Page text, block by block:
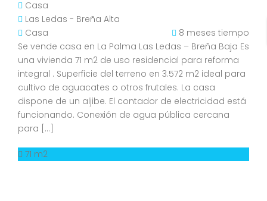
Casa
Las Ledas - Breña Alta
Casa
8 meses tiempo
Se vende casa en La Palma Las Ledas – Breña Baja Es
una vivienda 71 m2 de uso residencial para reforma
integral . Superficie del terreno en 3.572 m2 ideal para
cultivo de aguacates o otros frutales. La casa
dispone de un aljibe. El contador de electricidad está
funcionando. Conexión de agua pública cercana
para […]
71 m2